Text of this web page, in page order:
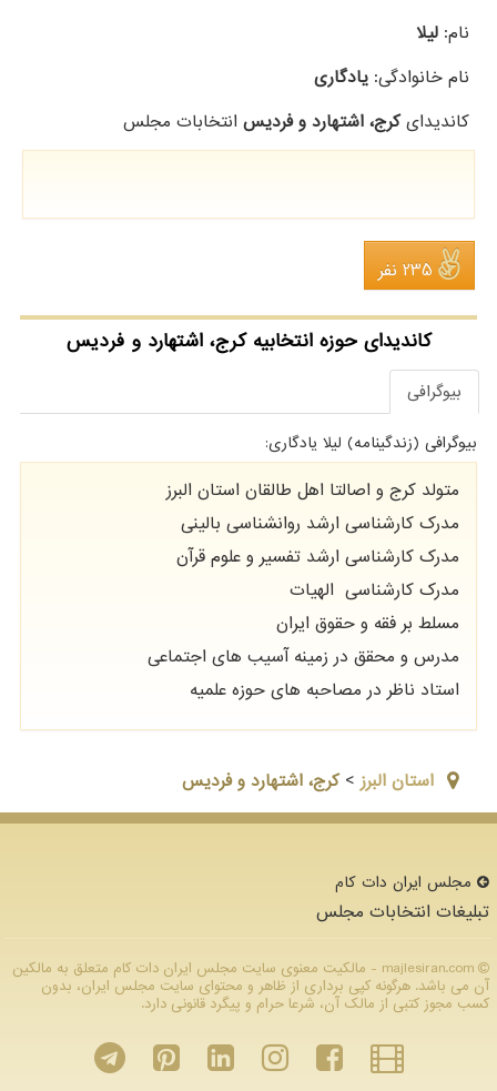
نام: لیلا
نام خانوادگی: یادگاری
کاندیدایکرج، اشتهارد و فردیس انتخابات مجلس
235 نفر
کاندیدای حوزه انتخابیه کرج، اشتهارد و فردیس
بیوگرافی
بیوگرافی (زندگینامه) لیلا یادگاری:
متولد کرج و اصالتا اهل طالقان استان البرز
مدرک کارشناسی ارشد روانشناسی بالینی
مدرک کارشناسی ارشد تفسیر و علوم قرآن
مدرک کارشناسی الهیات
مسلط بر فقه و حقوق ایران
مدرس و محقق در زمینه آسیب های اجتماعی
استاد ناظر در مصاحبه های حوزه علمیه
استان البرز >کرج، اشتهارد و فردیس
مجلس ایران دات كام
تبلیغات انتخابات مجلس
majlesiran.com - مالکیت معنوی سایت مجلس ایران دات كام متعلق به مالکین
آن می باشد. هرگونه کپی برداری از ظاهر و محتوای سایت مجلس ایران، بدون
کسب مجوز کتبی از مالک آن، شرعا حرام و پیگرد قانونی دارد.